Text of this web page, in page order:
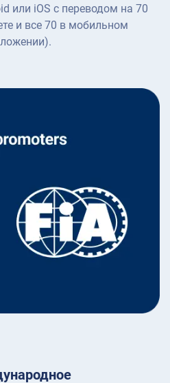
или iOS с переводом на 70
и все 70 в мобильном